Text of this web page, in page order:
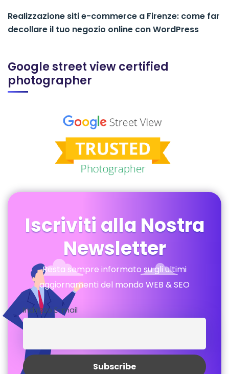
Realizzazione siti e-commerce a Firenze: come far
decollare il tuo negozio online con WordPress
Google street view certified
photographer
Iscriviti alla Nostra
Newsletter
Resta sempre informato su gli ultimi
aggiornamenti del mondo WEB & SEO
Indirizzo E-mail